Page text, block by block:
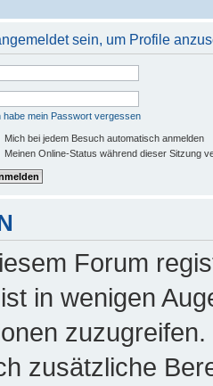
sein, um Profile
habe mein Passwort vergessen
Mich bei jedem Besuch automatisch anmelden
Meinen Online-Status während dieser Sitzung
Forum
in wenigen
zusätzliche